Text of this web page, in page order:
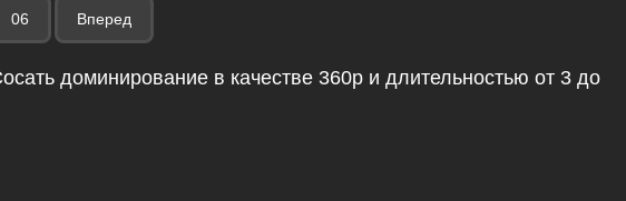
06 Вперед
доминирование в качестве 360p и длительностью от 3 до